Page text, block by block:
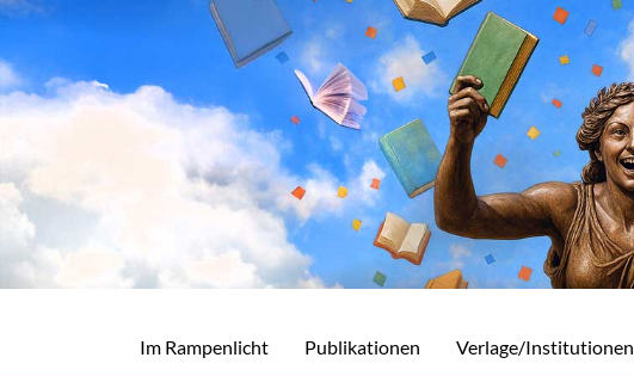
Im Rampenlicht Publikationen Verlage/Institutionen